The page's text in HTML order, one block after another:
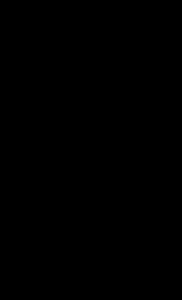
выше всяких